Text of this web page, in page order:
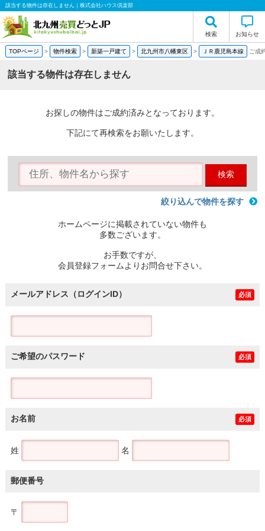
該当する物件は存在しません｜株式会社ハウス倶楽部
検索 お知らせ
TOPページ > 物件検索 > 新築一戸建て > 北九州市八幡東区 > ＪＲ鹿児島本線 ご成
該当する物件は存在しません
お探しの物件はご成約済みとなっております。
下記にて再検索をお願いたします。
検索
絞り込んで物件を探す
ホームページに掲載されていない物件も
多数ございます。
お手数ですが、
会員登録フォームよりお問合せ下さい。
メールアドレス（ログインID） 必須
ご希望のパスワード 必須
お名前 必須
姓 名
郵便番号
〒